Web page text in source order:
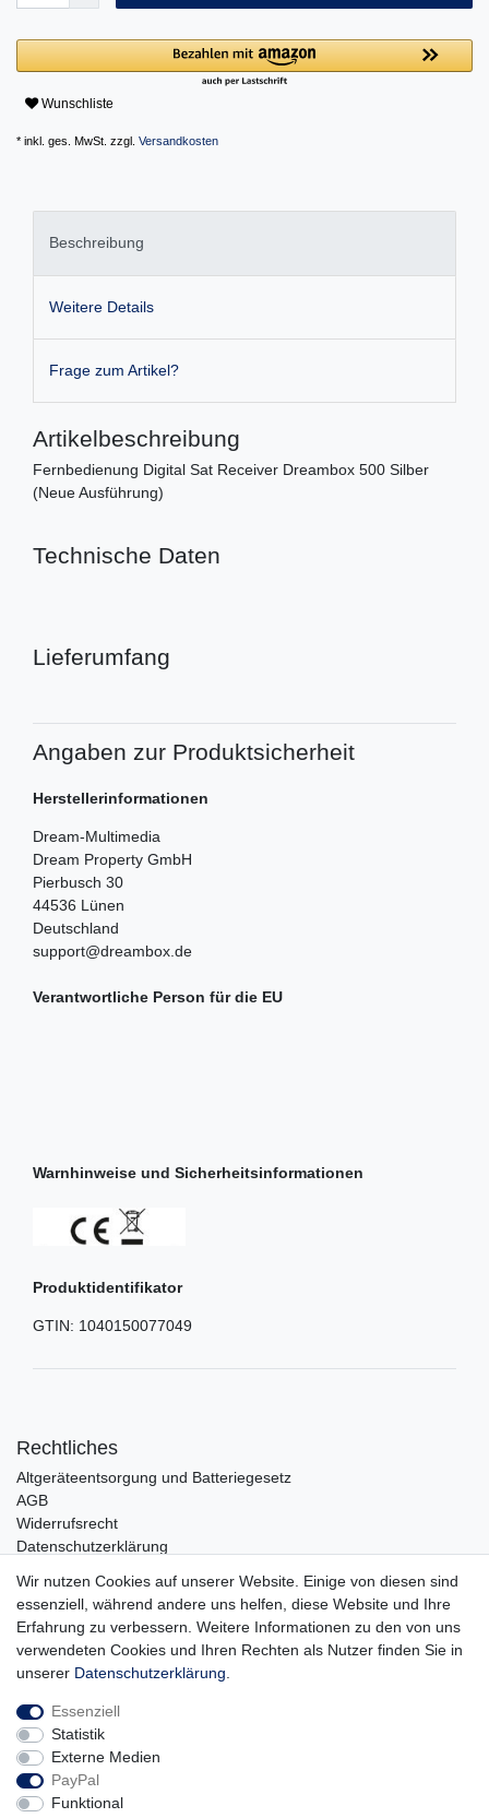
Wunschliste
* inkl. ges. MwSt. zzgl. Versandkosten
Beschreibung
Weitere Details
Frage zum Artikel?
Artikelbeschreibung
Fernbedienung Digital Sat Receiver Dreambox 500 Silber
(Neue Ausführung)
Technische Daten
Lieferumfang
Angaben zur Produktsicherheit
Herstellerinformationen
Dream-Multimedia
Dream Property GmbH
Pierbusch 30
44536 Lünen
Deutschland
support@dreambox.de
Verantwortliche Person für die EU
Warnhinweise und Sicherheitsinformationen
Produktidentifikator
GTIN: 1040150077049
Rechtliches
Altgeräteentsorgung und Batteriegesetz
AGB
Widerrufsrecht
Datenschutzerklärung
Impressum
Service
Zahlungsarten
Lieferung und Abholung
Unternehmen
Über uns
Karriere
Kontakt
Wir nutzen Cookies auf unserer Website. Einige von diesen sind
essenziell, während andere uns helfen, diese Website und Ihre
Erfahrung zu verbessern. Weitere Informationen zu den von uns
verwendeten Cookies und Ihren Rechten als Nutzer finden Sie in
unserer Daten­schutz­erklärung
Essenziell
Statistik
Externe Medien
PayPal
Funktional